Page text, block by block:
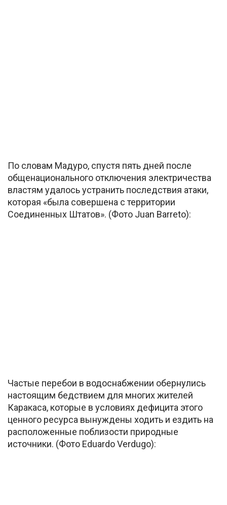
По словам Мадуро, спустя пять дней после
общенационального отключения электричества
властям удалось устранить последствия атаки,
которая «была совершена с территории
Соединенных Штатов». (Фото Juan Barreto):
Частые перебои в водоснабжении обернулись
настоящим бедствием для многих жителей
Каракаса, которые в условиях дефицита этого
ценного ресурса вынуждены ходить и ездить на
расположенные поблизости природные
источники. (Фото Eduardo Verdugo):